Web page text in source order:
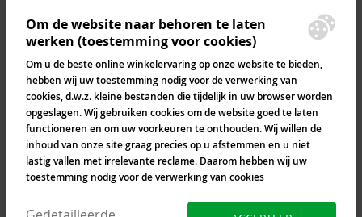
Om de website naar behoren te laten
werken (toestemming voor cookies)
Om u de beste online winkelervaring op onze website te bieden,
hebben wij uw toestemming nodig voor de verwerking van
cookies, d.w.z. kleine bestanden die tijdelijk in uw browser worden
opgeslagen. Wij gebruiken cookies om de website goed te laten
functioneren en om uw voorkeuren te onthouden. Wij willen de
inhoud van onze site graag precies op u afstemmen en u niet
lastig vallen met irrelevante reclame. Daarom hebben wij uw
toestemming nodig voor de verwerking van cookies